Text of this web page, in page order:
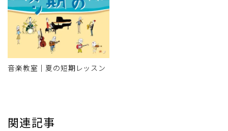
音楽教室｜夏の短期レッスン
関連記事